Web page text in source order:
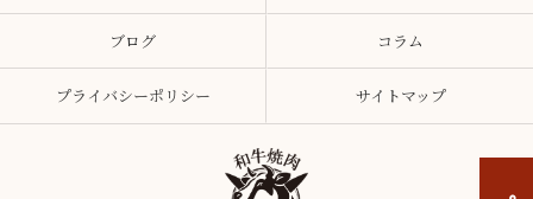
ブログ コラム
プライバシーポリシー サイトマップ